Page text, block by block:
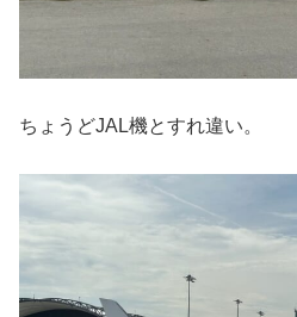
ちょうどJAL機とすれ違い。